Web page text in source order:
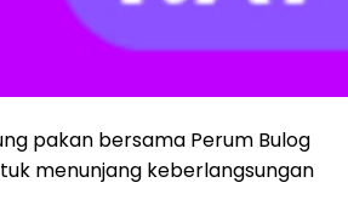
pakan bersama Perum Bulog
menunjang keberlangsungan